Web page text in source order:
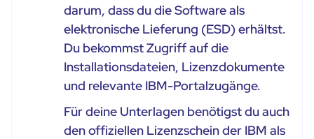
darum, dass du die Software als
elektronische Lieferung (ESD) erhältst.
Du bekommst Zugriff auf die
Installationsdateien, Lizenzdokumente
und relevante IBM-Portalzugänge.
Für deine Unterlagen benötigst du auch
den offiziellen Lizenzschein der IBM als